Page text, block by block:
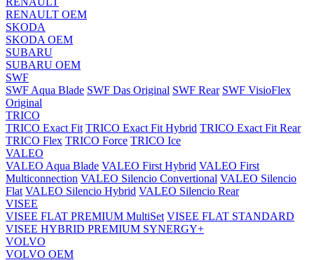
RENAULT OEM
SKODA
SKODA OEM
SUBARU
SUBARU OEM
SWF
SWF Aqua Blade SWF Das Original SWF Rear SWF VisioFlex
Original
TRICO
TRICO Exact Fit TRICO Exact Fit Hybrid TRICO Exact Fit Rear
TRICO Flex TRICO Force TRICO Ice
VALEO
VALEO Aqua Blade VALEO First Hybrid VALEO First
Multiconnection VALEO Silencio Convertional VALEO Silencio
Flat VALEO Silencio Hybrid VALEO Silencio Rear
VISEE
VISEE FLAT PREMIUM MultiSet VISEE FLAT STANDARD
VISEE HYBRID PREMIUM SYNERGY+
VOLVO
VOLVO OEM